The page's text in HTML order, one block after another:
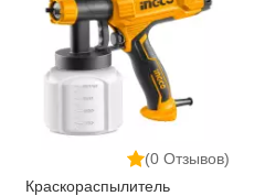
(0 Отзывов)
Краскораспылитель